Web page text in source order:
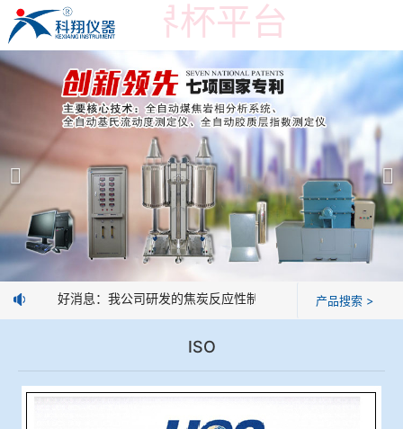
在线买世界杯平台
在线买世界杯平台
产品展示 ＞
焦炭高温性能检测系统
焦化行业检测及优化配煤设备
球团矿/烧结矿/块矿高温冶金性能检测系统
烧结/球团优化配矿研究设备
高炉配吹煤检测设备
冶金渣、保护渣等高温物性检测设备
公司简介
在线买世界杯平台
企业业绩
技术交流
标准下载
好消息：我公司研发的焦炭反应性制样系统，全部制样过程
产品搜索 >
ISO